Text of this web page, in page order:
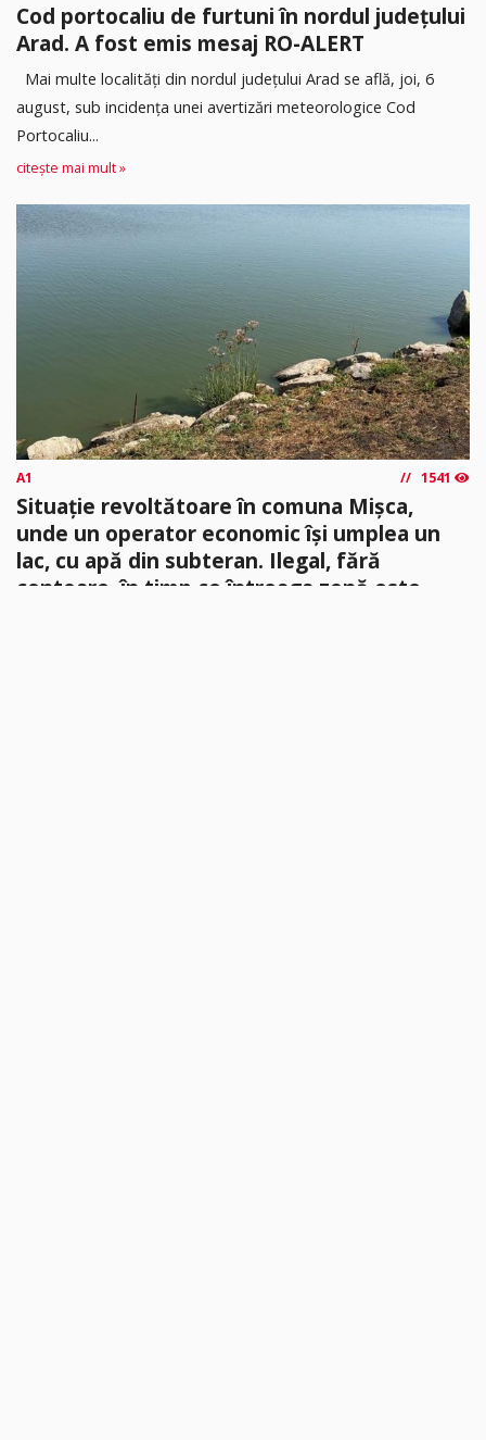
Cod portocaliu de furtuni în nordul județului
Arad. A fost emis mesaj RO-ALERT
Mai multe localități din nordul județului Arad se află, joi, 6
august, sub incidența unei avertizări meteorologice Cod
Portocaliu...
citește mai mult »
A1 1541
Situație revoltătoare în comuna Mișca,
unde un operator economic își umplea un
lac, cu apă din subteran. Ilegal, fără
contoare, în timp ce întreaga zonă este